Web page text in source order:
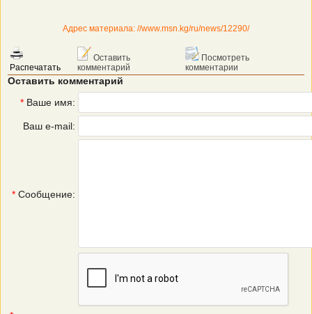
Адрес материала: //www.msn.kg/ru/news/12290/
Распечатать
Оставить
комментарий
Посмотреть
комментарии
Оставить комментарий
* Ваше имя:
Ваш e-mail:
* Сообщение: